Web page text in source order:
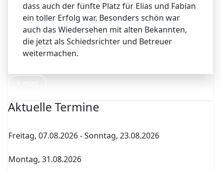
dass auch der fünfte Platz für Elias und Fabian
ein toller Erfolg war. Besonders schön war
auch das Wiedersehen mit alten Bekannten,
die jetzt als Schiedsrichter und Betreuer
weitermachen.
Aktuelle Termine
Freitag, 07.08.2026-Sonntag, 23.08.2026
Montag, 31.08.2026